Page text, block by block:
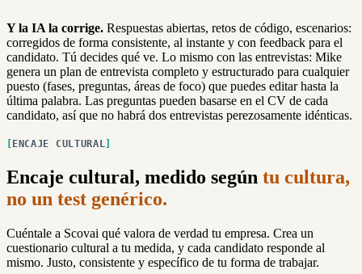
Y la IA la corrige. Respuestas abiertas, retos de código, escenarios:
corregidos de forma consistente, al instante y con feedback para el
candidato. Tú decides qué ve. Lo mismo con las entrevistas: Mike
genera un plan de entrevista completo y estructurado para cualquier
puesto (fases, preguntas, áreas de foco) que puedes editar hasta la
última palabra. Las preguntas pueden basarse en el CV de cada
candidato, así que no habrá dos entrevistas perezosamente idénticas.
ENCAJE CULTURAL
Encaje cultural, medido según tu cultura,
no un test genérico.
Cuéntale a Scovai qué valora de verdad tu empresa. Crea un
cuestionario cultural a tu medida, y cada candidato responde al
mismo. Justo, consistente y específico de tu forma de trabajar.